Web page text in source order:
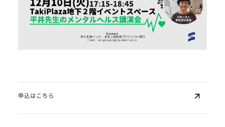
申込はこちら